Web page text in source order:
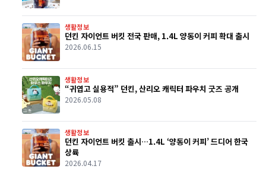
생활정보
던킨 자이언트 버킷 전국 판매, 1.4L 양동이 커피 확대 출시
2026.06.15
생활정보
“귀엽고 실용적” 던킨, 산리오 캐릭터 파우치 굿즈 공개
2026.05.08
생활정보
던킨 자이언트 버킷 출시…1.4L ‘양동이 커피’ 드디어 한국
상륙
2026.04.17